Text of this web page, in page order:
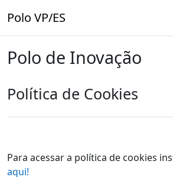
Polo VP/ES
Polo de Inovação
Política de Cookies
Para acessar a política de cookies
aqui!